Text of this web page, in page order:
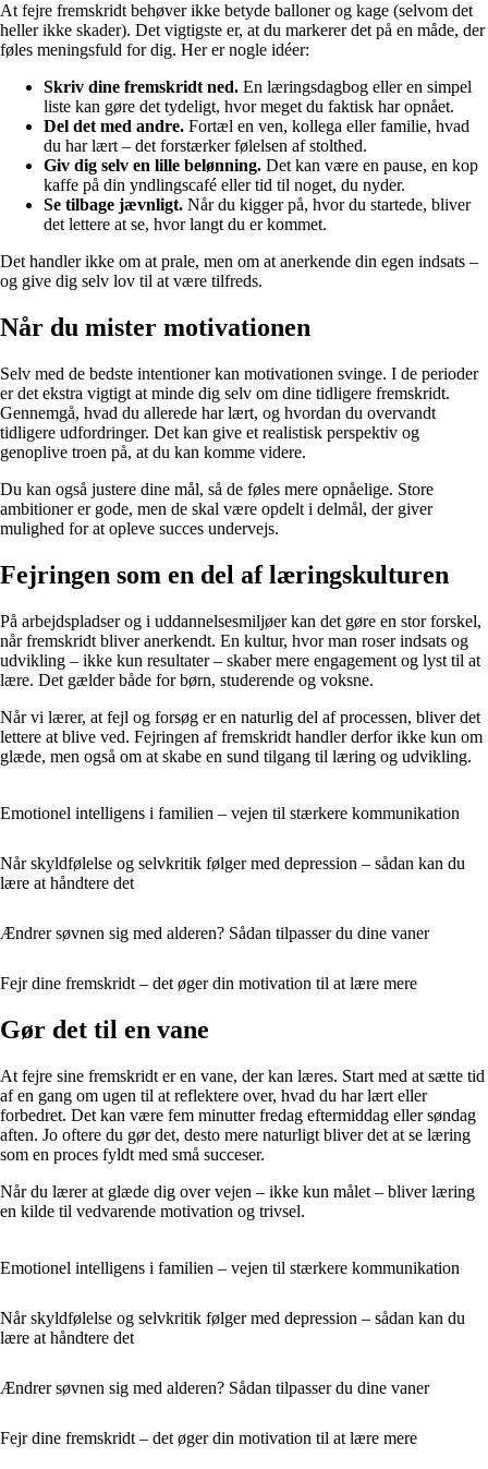
At fejre fremskridt behøver ikke betyde balloner og kage (selvom det
heller ikke skader). Det vigtigste er, at du markerer det på en måde, der
føles meningsfuld for dig. Her er nogle idéer:
Skriv dine fremskridt ned. En læringsdagbog eller en simpel
liste kan gøre det tydeligt, hvor meget du faktisk har opnået.
Del det med andre. Fortæl en ven, kollega eller familie, hvad
du har lært – det forstærker følelsen af stolthed.
Giv dig selv en lille belønning. Det kan være en pause, en kop
kaffe på din yndlingscafé eller tid til noget, du nyder.
Se tilbage jævnligt. Når du kigger på, hvor du startede, bliver
det lettere at se, hvor langt du er kommet.
Det handler ikke om at prale, men om at anerkende din egen indsats –
og give dig selv lov til at være tilfreds.
Når du mister motivationen
Selv med de bedste intentioner kan motivationen svinge. I de perioder
er det ekstra vigtigt at minde dig selv om dine tidligere fremskridt.
Gennemgå, hvad du allerede har lært, og hvordan du overvandt
tidligere udfordringer. Det kan give et realistisk perspektiv og
genoplive troen på, at du kan komme videre.
Du kan også justere dine mål, så de føles mere opnåelige. Store
ambitioner er gode, men de skal være opdelt i delmål, der giver
mulighed for at opleve succes undervejs.
Fejringen som en del af læringskulturen
På arbejdspladser og i uddannelsesmiljøer kan det gøre en stor forskel,
når fremskridt bliver anerkendt. En kultur, hvor man roser indsats og
udvikling – ikke kun resultater – skaber mere engagement og lyst til at
lære. Det gælder både for børn, studerende og voksne.
Når vi lærer, at fejl og forsøg er en naturlig del af processen, bliver det
lettere at blive ved. Fejringen af fremskridt handler derfor ikke kun om
glæde, men også om at skabe en sund tilgang til læring og udvikling.
Emotionel intelligens i familien – vejen til stærkere kommunikation
Når skyldfølelse og selvkritik følger med depression – sådan kan du
lære at håndtere det
Ændrer søvnen sig med alderen? Sådan tilpasser du dine vaner
Fejr dine fremskridt – det øger din motivation til at lære mere
Gør det til en vane
At fejre sine fremskridt er en vane, der kan læres. Start med at sætte tid
af en gang om ugen til at reflektere over, hvad du har lært eller
forbedret. Det kan være fem minutter fredag eftermiddag eller søndag
aften. Jo oftere du gør det, desto mere naturligt bliver det at se læring
som en proces fyldt med små succeser.
Når du lærer at glæde dig over vejen – ikke kun målet – bliver læring
en kilde til vedvarende motivation og trivsel.
Emotionel intelligens i familien – vejen til stærkere kommunikation
Når skyldfølelse og selvkritik følger med depression – sådan kan du
lære at håndtere det
Ændrer søvnen sig med alderen? Sådan tilpasser du dine vaner
Fejr dine fremskridt – det øger din motivation til at lære mere